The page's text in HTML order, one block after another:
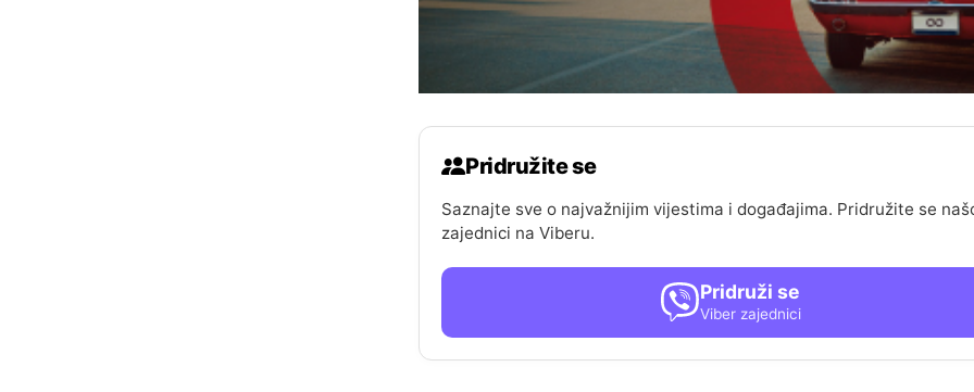
Pridružite se
Saznajte sve o najvažnijim vijestima i događajima. Pridružite se
zajednici na Viberu.
Pridruži se
Viber zajednici